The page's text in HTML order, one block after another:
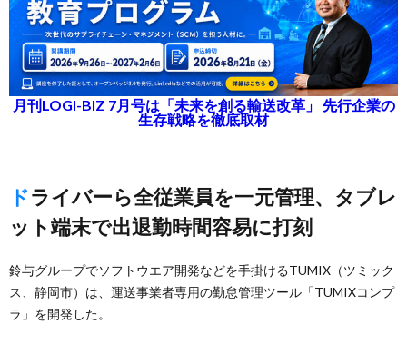
月刊LOGI-BIZ 7月号は「未来を創る輸送改革」 先行企業の
生存戦略を徹底取材
ドライバーら全従業員を一元管理、タブレ
ット端末で出退勤時間容易に打刻
鈴与グループでソフトウエア開発などを手掛けるTUMIX（ツミック
ス、静岡市）は、運送事業者専用の勤怠管理ツール「TUMIXコンプ
ラ」を開発した。